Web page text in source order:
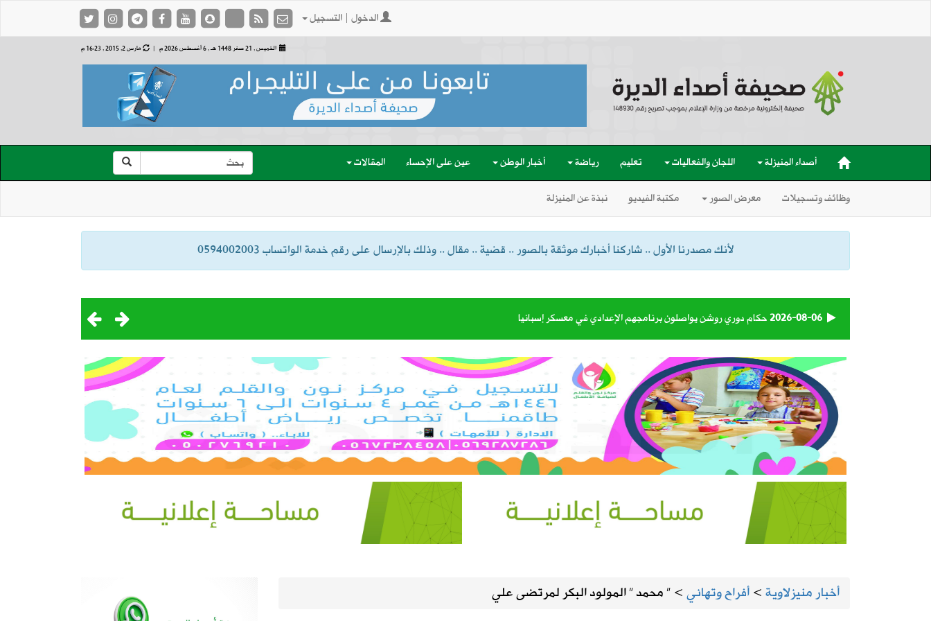
الدخول | التسجيل
الخميس , 21 صفر 1448 هـ , 6 أغسطس 2026 م | مارس 2, 2015 , 16:23 م
أصداء المنيزلة اللجان والفعاليات تعليم رياضة أخبار الوطن عين على الإحساء المقالات
وظائف وتسجيلات معرض الصور مكتبة الفيديو نبذة عن المنيزلة
لأنك مصدرنا الأول .. شاركنا أخبارك موثقة بالصور .. قضية .. مقال .. وذلك بالإرسال على رقم خدمة الواتساب 0594002003
2026-08-06حكام دوري روشن يواصلون برنامجهم الإعدادي في معسكر إسبانيا
2026-08-06استاد أرامكو يقترب من لحظة الافتتاح.. سبتمبر يحسم الجاهزية ونوفمبر موعد الانطلاق
2026-08-06أمانة الأحساء تنجز تطوير الطريق الرابط بين العقير والطرف لتعزيز السلامة المرورية وكفاءة طرق الواحة
2026-08-05 المنيزلة تستعد لإطلاق النسخة الـ28 من حملة التبرع بالدم «بدمي أفديك» الجمعة ولمدة يومين
2026-08-05الجامعة السعودية الإلكترونية تواصل استقبال طلبات القبول للعام الجامعي 1448هـ عبر منصة «قبول»
2026-08-05 130 كاميرا ذكية تراقب شبكة الطرق على مدار الساعة
أخبار منيزلاوية>أفراح وتهاني>” محمد ” المولود البكر لمرتضى علي